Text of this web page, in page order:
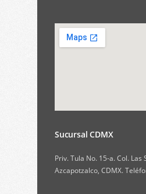
Sucursal CDMX
Priv. Tula No. 15-a. Col. Las
Azcapotzalco, CDMX.